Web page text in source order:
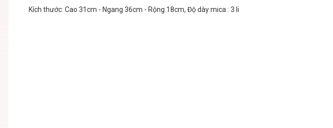
Kích thước: Cao 31cm - Ngang 36cm - Rộng 18cm, Độ dày mica : 3 li